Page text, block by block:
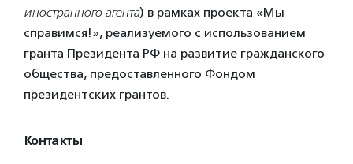
иностранного агента) в рамках проекта «Мы
справимся!», реализуемого с использованием
гранта Президента РФ на развитие гражданского
общества, предоставленного Фондом
президентских грантов.
Контакты